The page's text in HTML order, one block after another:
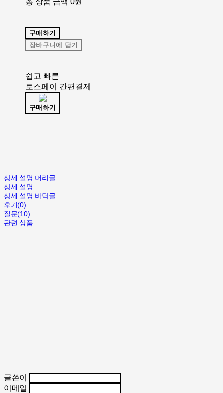
총 상품 금액 0원
구매하기
장바구니에 담기
쉽고 빠른
토스페이 간편결제
구매하기
상세 설명 머리글
상세 설명
상세 설명 바닥글
후기(0)
질문(10)
관련 상품
글쓴이
이메일